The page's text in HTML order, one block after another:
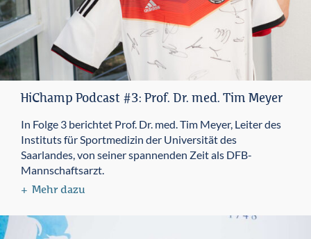
HiChamp Podcast #3: Prof. Dr. med. Tim Meyer
In Folge 3 berichtet Prof. Dr. med. Tim Meyer, Leiter des
Instituts für Sportmedizin der Universität des
Saarlandes, von seiner spannenden Zeit als DFB-
Mannschaftsarzt.
Mehr dazu